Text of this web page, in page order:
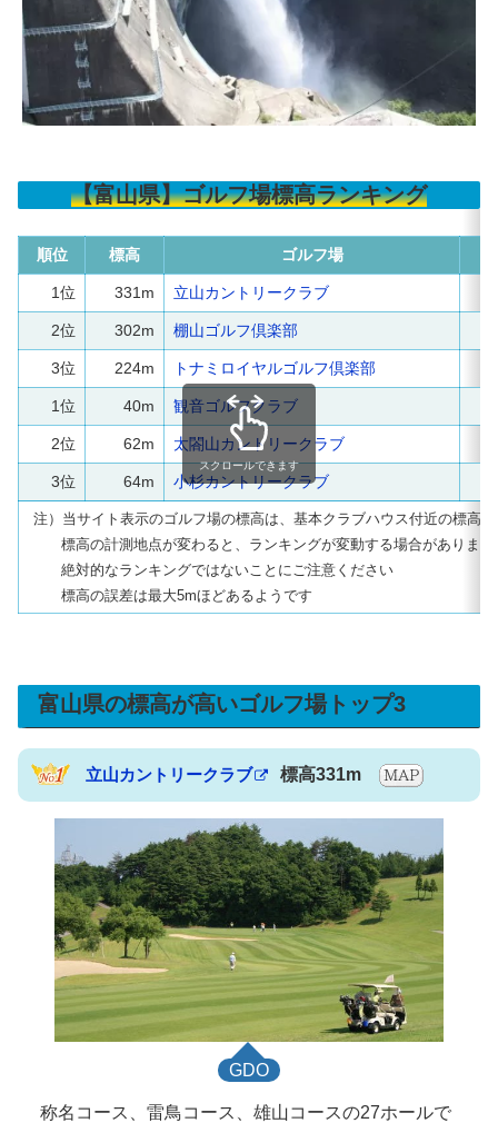
【富山県】ゴルフ場標高ランキング
順位 標高 ゴルフ場
1位 331m 立山カントリークラブ
2位 302m 棚山ゴルフ倶楽部
3位 224m トナミロイヤルゴルフ倶楽部
1位 40m 観音ゴルフクラブ
2位 62m 太閤山カントリークラブ
3位 64m 小杉カントリークラブ
注）当サイト表示のゴルフ場の標高は、基本クラブハウス付近の標高
標高の計測地点が変わると、ランキングが変動する場合がありま
絶対的なランキングではないことにご注意ください
標高の誤差は最大5mほどあるようです
スクロールできます
富山県の標高が高いゴルフ場トップ3
立山カントリークラブ 標高331m
GDO
称名コース、雷鳥コース、雄山コースの27ホールで